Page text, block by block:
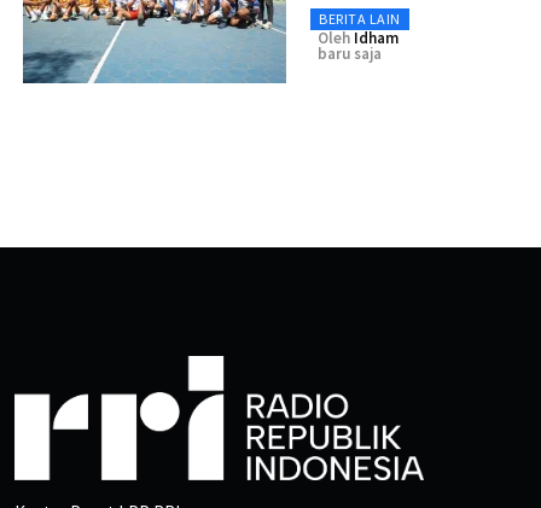
BERITA LAIN
Oleh Idham
baru saja